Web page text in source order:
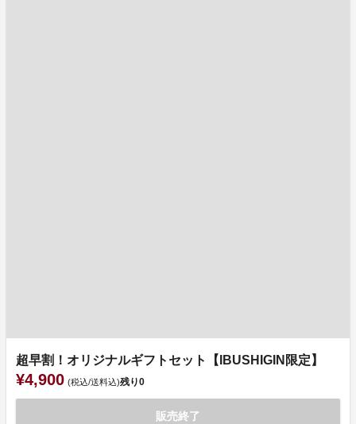
超早割！オリジナルギフトセット【IBUSHIGIN限定】
¥4,900 (税込/送料込)残り0
販売終了